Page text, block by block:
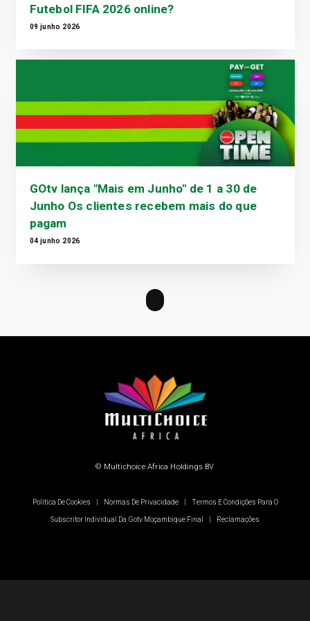
Futebol FIFA 2026 online?
09 junho 2026
GOtv lança "Mais em Junho" de 1 a 30 de
Junho Os clientes recebem mais do que
pagam
04 junho 2026
© Multichoice Africa Holdings BV
Política De Cookies Normas De Privacidade Termos E Condições Para O
Subscritor Individual Da Gotv Moçambique Final Reclamações